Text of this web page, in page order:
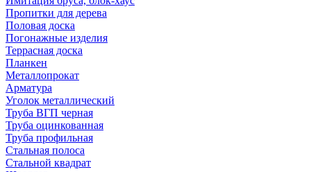
Пропитки для дерева
Половая доска
Погонажные изделия
Террасная доска
Планкен
Металлопрокат
Арматура
Уголок металлический
Труба ВГП черная
Труба оцинкованная
Труба профильная
Стальная полоса
Стальной квадрат